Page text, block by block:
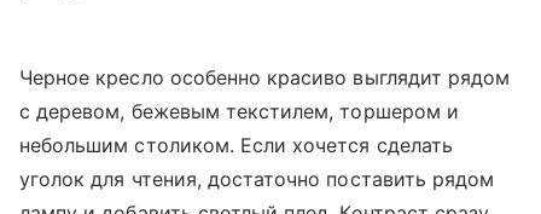
Черное кресло особенно красиво выглядит рядом
с деревом, бежевым текстилем, торшером и
небольшим столиком. Если хочется сделать
уголок для чтения, достаточно поставить рядом